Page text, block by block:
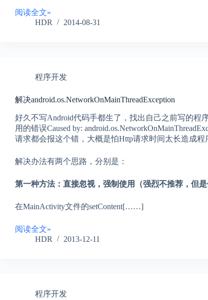
阅读全文»
HDR
2014-08-31
程序开发
解决android.os.NetworkOnMainThreadException
好久不写Android代码手都生了，找出自己之前写的程
用的错误Caused by:
请求都会报这个错，大概是怕Http请求时间太长造成程
解决办法有两个思路，分别是：
第一种方法：直接忽视，强制使用（强烈不推荐，但是
在MainActivity文件的setContent[……]
阅读全文»
HDR
2013-12-11
程序开发